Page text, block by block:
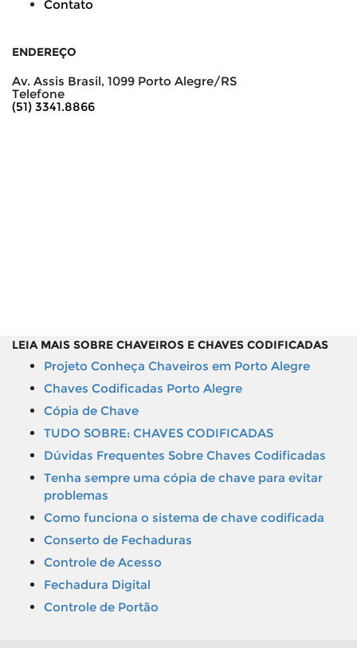
Contato
ENDEREÇO
Av. Assis Brasil, 1099 Porto Alegre/RS
Telefone
(51) 3341.8866
LEIA MAIS SOBRE CHAVEIROS E CHAVES CODIFICADAS
Projeto Conheça Chaveiros em Porto Alegre
Chaves Codificadas Porto Alegre
Cópia de Chave
TUDO SOBRE: CHAVES CODIFICADAS
Dúvidas Frequentes Sobre Chaves Codificadas
Tenha sempre uma cópia de chave para evitar
problemas
Como funciona o sistema de chave codificada
Conserto de Fechaduras
Controle de Acesso
Fechadura Digital
Controle de Portão